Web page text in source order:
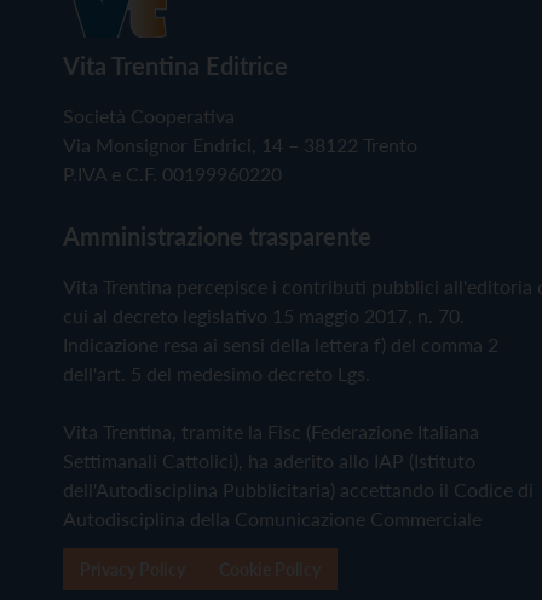
Vita Trentina Editrice
Società Cooperativa
Via Monsignor Endrici, 14 – 38122 Trento
P.IVA e C.F. 00199960220
Amministrazione trasparente
Vita Trentina percepisce i contributi pubblici all'editoria
cui al decreto legislativo 15 maggio 2017, n. 70.
Indicazione resa ai sensi della lettera f) del comma 2
dell'art. 5 del medesimo decreto Lgs.
Vita Trentina, tramite la Fisc (Federazione Italiana
Settimanali Cattolici), ha aderito allo IAP (Istituto
dell'Autodisciplina Pubblicitaria) accettando il Codice di
Autodisciplina della Comunicazione Commerciale